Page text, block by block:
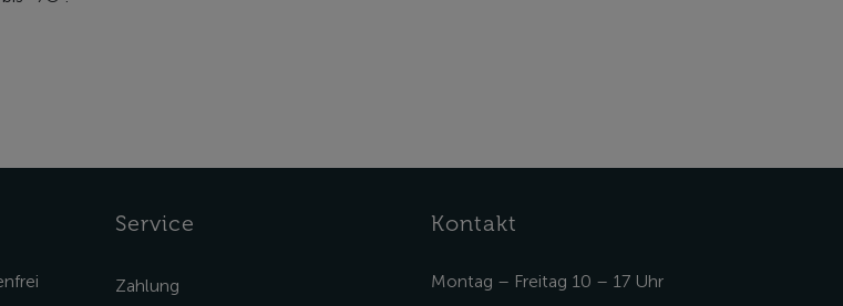
Service
Zahlung
Kontakt
Montag – Freitag 10 – 17 Uhr